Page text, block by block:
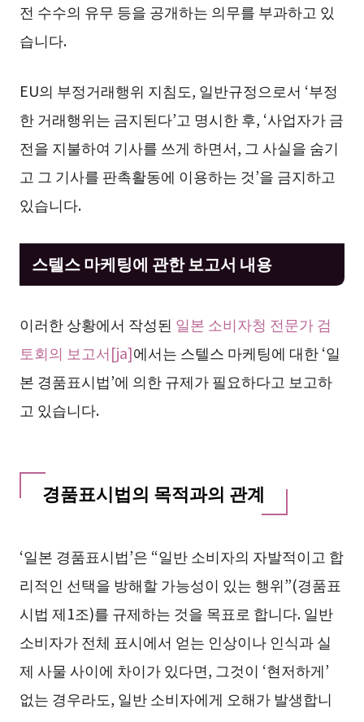
전 수수의 유무 등을 공개하는 의무를 부과하고 있
습니다.
EU의 부정거래행위 지침도, 일반규정으로서 ‘부정
한 거래행위는 금지된다’고 명시한 후, ‘사업자가 금
전을 지불하여 기사를 쓰게 하면서, 그 사실을 숨기
고 그 기사를 판촉활동에 이용하는 것’을 금지하고
있습니다.
스텔스 마케팅에 관한 보고서 내용
이러한 상황에서 작성된 일본 소비자청 전문가 검
토회의 보고서[ja]에서는 스텔스 마케팅에 대한 ‘일
본 경품표시법’에 의한 규제가 필요하다고 보고하
고 있습니다.
경품표시법의 목적과의 관계
‘일본 경품표시법’은 “일반 소비자의 자발적이고 합
리적인 선택을 방해할 가능성이 있는 행위”(경품표
시법 제1조)를 규제하는 것을 목표로 합니다. 일반
소비자가 전체 표시에서 얻는 인상이나 인식과 실
제 사물 사이에 차이가 있다면, 그것이 ‘현저하게’
없는 경우라도, 일반 소비자에게 오해가 발생합니